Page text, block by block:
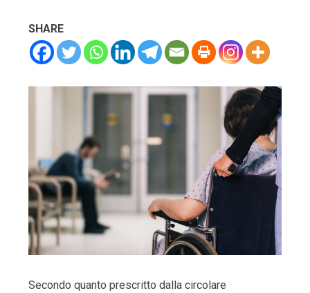
SHARE
Secondo quanto prescritto dalla circolare